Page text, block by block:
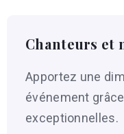
Chanteurs et
Apportez une
événement
exceptionnelles.